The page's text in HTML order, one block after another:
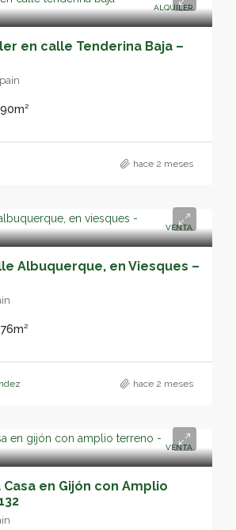
ALQUILER
en calle Tenderina Baja –
90m²
hace 2 meses
VENTA
Albuquerque, en Viesques –
76m²
hace 2 meses
VENTA
en Gijón con Amplio